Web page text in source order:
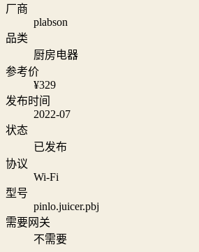
厂商
plabson
品类
厨房电器
参考价
¥329
发布时间
2022-07
状态
已发布
协议
Wi‑Fi
型号
pinlo.juicer.pbj
需要网关
不需要